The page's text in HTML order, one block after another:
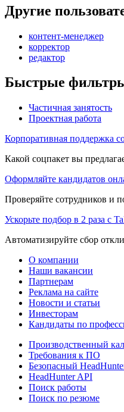
Другие
контент-менеджер
корректор
редактор
Быстрые
Частичная занятость
Проектная работа
Корпоративная поддержка
Какой соцпакет вы
Оформляйте кандидатов
Проверяйте сотрудников и
Ускорьте подбор в 2 раза с
Автоматизируйте сбор
О компании
Наши вакансии
Партнерам
Реклама на сайте
Новости и статьи
Инвесторам
Кандидаты по
Производственный
Требования к ПО
Безопасный
HeadHunter API
Поиск работы
Поиск по резюме